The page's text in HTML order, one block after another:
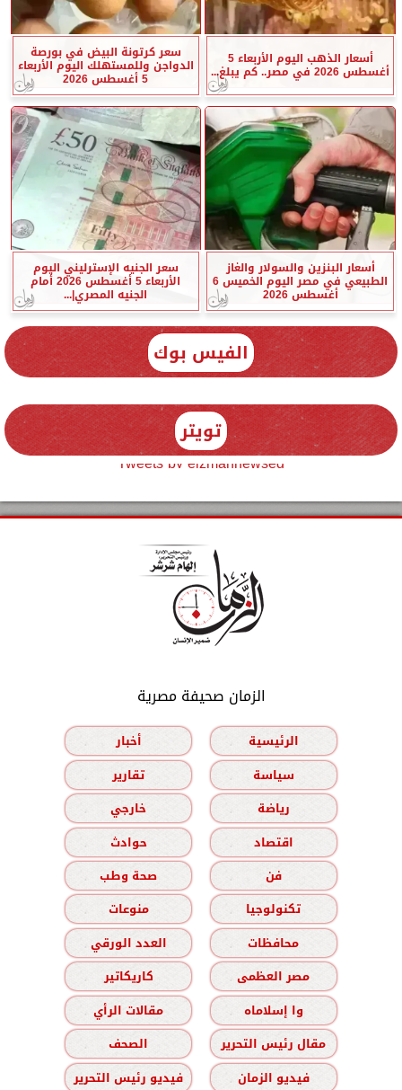
أسعار الذهب اليوم الأربعاء 5
أغسطس 2026 في مصر.. كم يبلغ...
سعر كرتونة البيض في بورصة
الدواجن وللمستهلك اليوم الأربعاء
5 أغسطس 2026
أسعار البنزين والسولار والغاز
الطبيعي في مصر اليوم الخميس 6
أغسطس 2026
سعر الجنيه الإسترليني اليوم
الأربعاء 5 أغسطس 2026 أمام
الجنيه المصري|...
الفيس بوك
تويتر
Tweets by elzmannewseg
الزمان صحيفة مصرية
الرئيسية
أخبار
سياسة
تقارير
رياضة
خارجي
اقتصاد
حوادث
فن
صحة وطب
تكنولوجيا
منوعات
محافظات
العدد الورقي
مصر العظمى
كاريكاتير
وا إسلاماه
مقالات الرأي
مقال رئيس التحرير
الصحف
فيديو الزمان
فيديو رئيس التحرير